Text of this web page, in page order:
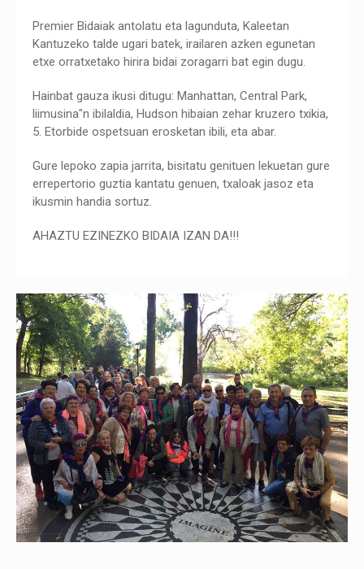
Premier Bidaiak antolatu eta lagunduta, Kaleetan
Kantuzeko talde ugari batek, irailaren azken egunetan
etxe orratxetako hirira bidai zoragarri bat egin dugu.
Hainbat gauza ikusi ditugu: Manhattan, Central Park,
liimusina"n ibilaldia, Hudson hibaian zehar kruzero txikia,
5. Etorbide ospetsuan erosketan ibili, eta abar.
Gure lepoko zapia jarrita, bisitatu genituen lekuetan gure
errepertorio guztia kantatu genuen, txaloak jasoz eta
ikusmin handia sortuz.
AHAZTU EZINEZKO BIDAIA IZAN DA!!!